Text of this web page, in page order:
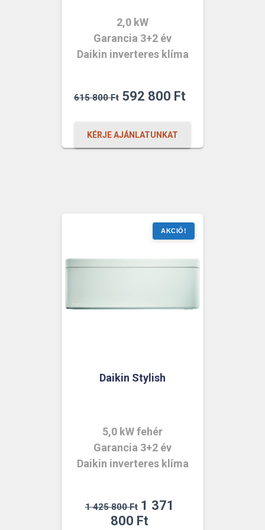
2,0 kW
Garancia 3+2 év
Daikin inverteres klíma
615 800Ft Original
615
592 800 FtCurrent
KÉRJE AJÁNLATUNKAT
Daikin Stylish
5,0 kW fehér
Garancia 3+2 év
Daikin inverteres klíma
1 425 800Ft Original
price
1 371
800 Ft